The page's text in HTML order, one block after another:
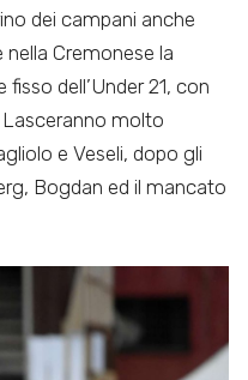
dei campani anche
nella Cremonese la
dell’Under 21, con
molto
e Veseli, dopo gli
Bogdan ed il mancato